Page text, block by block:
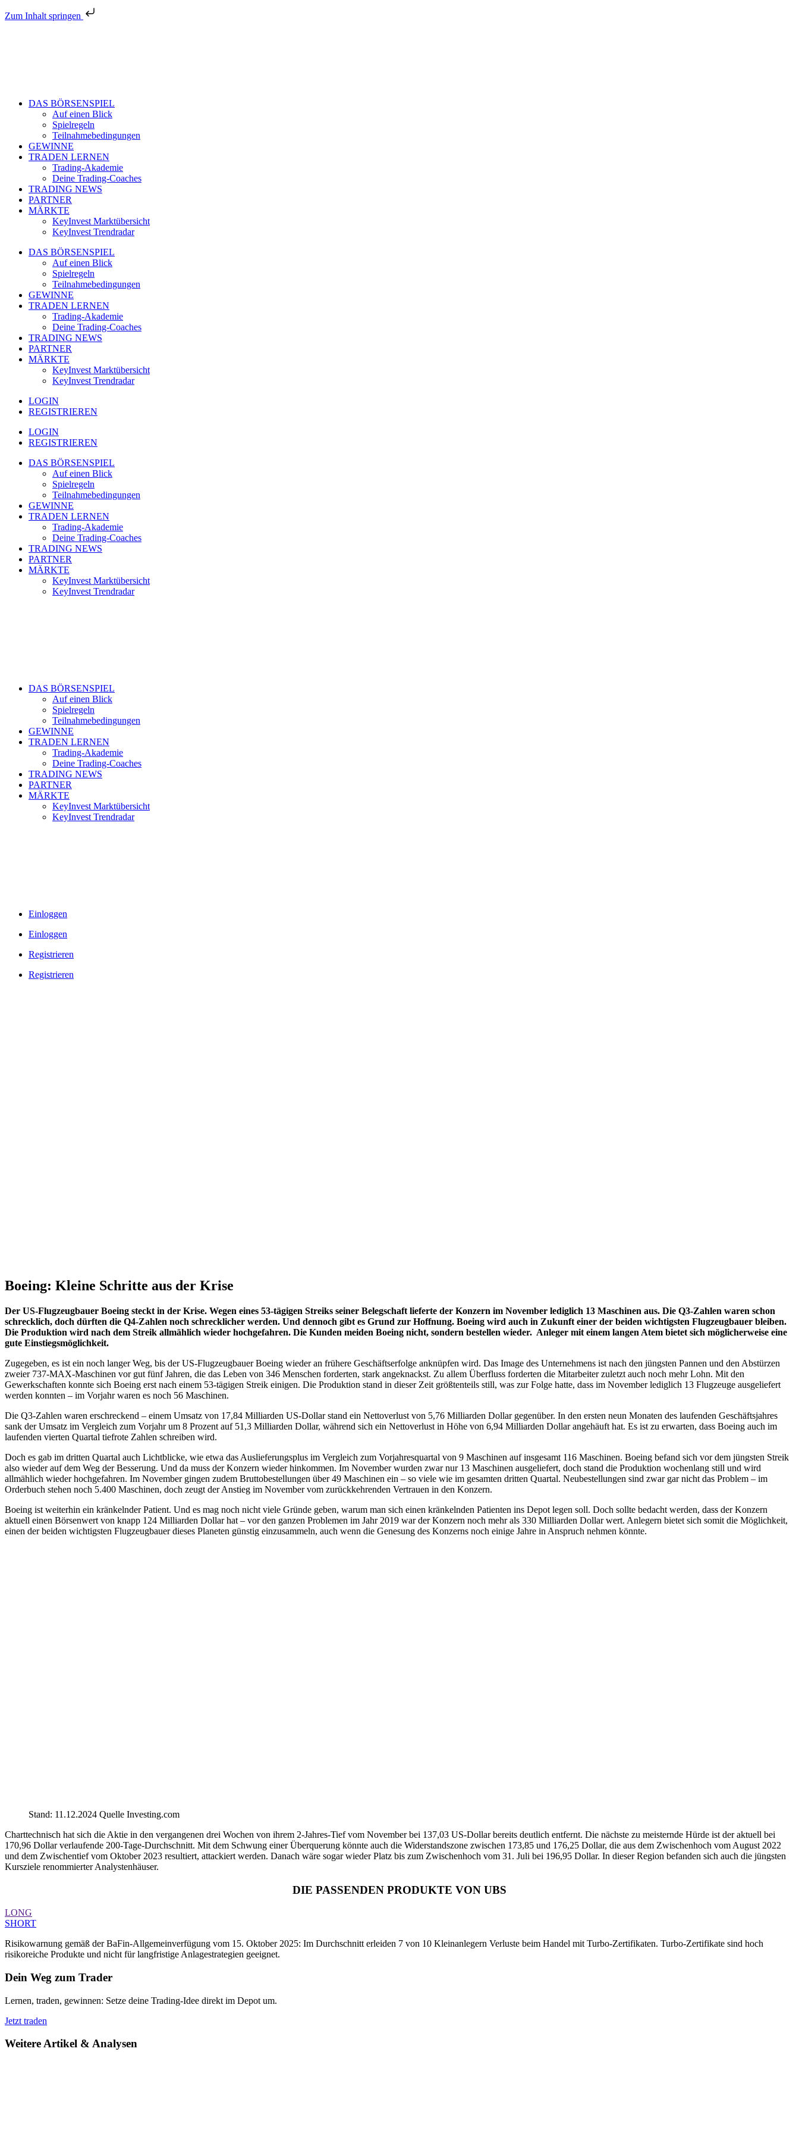
Zum Inhalt springen
DAS BÖRSENSPIEL
Auf einen Blick
Spielregeln
Teilnahmebedingungen
GEWINNE
TRADEN LERNEN
Trading-Akademie
Deine Trading-Coaches
TRADING NEWS
PARTNER
MÄRKTE
KeyInvest Marktübersicht
KeyInvest Trendradar
DAS BÖRSENSPIEL
Auf einen Blick
Spielregeln
Teilnahmebedingungen
GEWINNE
TRADEN LERNEN
Trading-Akademie
Deine Trading-Coaches
TRADING NEWS
PARTNER
MÄRKTE
KeyInvest Marktübersicht
KeyInvest Trendradar
LOGIN
REGISTRIEREN
LOGIN
REGISTRIEREN
DAS BÖRSENSPIEL
Auf einen Blick
Spielregeln
Teilnahmebedingungen
GEWINNE
TRADEN LERNEN
Trading-Akademie
Deine Trading-Coaches
TRADING NEWS
PARTNER
MÄRKTE
KeyInvest Marktübersicht
KeyInvest Trendradar
DAS BÖRSENSPIEL
Auf einen Blick
Spielregeln
Teilnahmebedingungen
GEWINNE
TRADEN LERNEN
Trading-Akademie
Deine Trading-Coaches
TRADING NEWS
PARTNER
MÄRKTE
KeyInvest Marktübersicht
KeyInvest Trendradar
Einloggen
Einloggen
Registrieren
Registrieren
Boeing: Kleine Schritte aus der Krise
Der US-Flugzeugbauer Boeing steckt in der Krise. Wegen eines 53-tägigen Streiks seiner Belegschaft lieferte der Konzern im November lediglich 13 Maschinen aus. Die Q3-Zahlen waren schon
schrecklich, doch dürften die Q4-Zahlen noch schrecklicher werden. Und dennoch gibt es Grund zur Hoffnung. Boeing wird auch in Zukunft einer der beiden wichtigsten Flugzeugbauer bleiben.
Die Produktion wird nach dem Streik allmählich wieder hochgefahren. Die Kunden meiden Boeing nicht, sondern bestellen wieder. Anleger mit einem langen Atem bietet sich möglicherweise eine
gute Einstiegsmöglichkeit.
Zugegeben, es ist ein noch langer Weg, bis der US-Flugzeugbauer Boeing wieder an frühere Geschäftserfolge anknüpfen wird. Das Image des Unternehmens ist nach den jüngsten Pannen und den Abstürzen
zweier 737-MAX-Maschinen vor gut fünf Jahren, die das Leben von 346 Menschen forderten, stark angeknackst. Zu allem Überfluss forderten die Mitarbeiter zuletzt auch noch mehr Lohn. Mit den
Gewerkschaften konnte sich Boeing erst nach einem 53-tägigen Streik einigen. Die Produktion stand in dieser Zeit größtenteils still, was zur Folge hatte, dass im November lediglich 13 Flugzeuge ausgeliefert
werden konnten – im Vorjahr waren es noch 56 Maschinen.
Die Q3-Zahlen waren erschreckend – einem Umsatz von 17,84 Milliarden US-Dollar stand ein Nettoverlust von 5,76 Milliarden Dollar gegenüber. In den ersten neun Monaten des laufenden Geschäftsjahres
sank der Umsatz im Vergleich zum Vorjahr um 8 Prozent auf 51,3 Milliarden Dollar, während sich ein Nettoverlust in Höhe von 6,94 Milliarden Dollar angehäuft hat. Es ist zu erwarten, dass Boeing auch im
laufenden vierten Quartal tiefrote Zahlen schreiben wird.
Doch es gab im dritten Quartal auch Lichtblicke, wie etwa das Auslieferungsplus im Vergleich zum Vorjahresquartal von 9 Maschinen auf insgesamt 116 Maschinen. Boeing befand sich vor dem jüngsten Streik
also wieder auf dem Weg der Besserung. Und da muss der Konzern wieder hinkommen. Im November wurden zwar nur 13 Maschinen ausgeliefert, doch stand die Produktion wochenlang still und wird
allmählich wieder hochgefahren. Im November gingen zudem Bruttobestellungen über 49 Maschinen ein – so viele wie im gesamten dritten Quartal. Neubestellungen sind zwar gar nicht das Problem – im
Orderbuch stehen noch 5.400 Maschinen, doch zeugt der Anstieg im November vom zurückkehrenden Vertrauen in den Konzern.
Boeing ist weiterhin ein kränkelnder Patient. Und es mag noch nicht viele Gründe geben, warum man sich einen kränkelnden Patienten ins Depot legen soll. Doch sollte bedacht werden, dass der Konzern
aktuell einen Börsenwert von knapp 124 Milliarden Dollar hat – vor den ganzen Problemen im Jahr 2019 war der Konzern noch mehr als 330 Milliarden Dollar wert. Anlegern bietet sich somit die Möglichkeit,
einen der beiden wichtigsten Flugzeugbauer dieses Planeten günstig einzusammeln, auch wenn die Genesung des Konzerns noch einige Jahre in Anspruch nehmen könnte.
Stand: 11.12.2024 Quelle Investing.com
Charttechnisch hat sich die Aktie in den vergangenen drei Wochen von ihrem 2-Jahres-Tief vom November bei 137,03 US-Dollar bereits deutlich entfernt. Die nächste zu meisternde Hürde ist der aktuell bei
170,96 Dollar verlaufende 200-Tage-Durchschnitt. Mit dem Schwung einer Überquerung könnte auch die Widerstandszone zwischen 173,85 und 176,25 Dollar, die aus dem Zwischenhoch vom August 2022
und dem Zwischentief vom Oktober 2023 resultiert, attackiert werden. Danach wäre sogar wieder Platz bis zum Zwischenhoch vom 31. Juli bei 196,95 Dollar. In dieser Region befanden sich auch die jüngsten
Kursziele renommierter Analystenhäuser.
DIE PASSENDEN PRODUKTE VON UBS
LONG
SHORT
Risikowarnung gemäß der BaFin-Allgemeinverfügung vom 15. Oktober 2025: Im Durchschnitt erleiden 7 von 10 Kleinanlegern Verluste beim Handel mit Turbo-Zertifikaten. Turbo-Zertifikate sind hoch
risikoreiche Produkte und nicht für langfristige Anlagestrategien geeignet.
Dein Weg zum Trader
Lernen, traden, gewinnen: Setze deine Trading-Idee direkt im Depot um.
Jetzt traden
Weitere Artikel & Analysen